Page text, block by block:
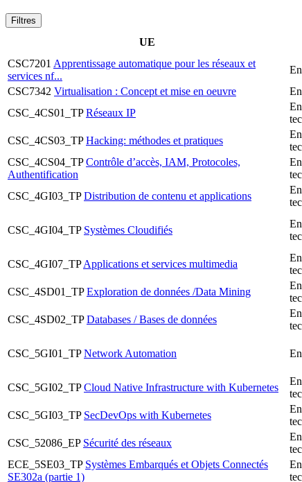
Filtres
UE
CSC7201 Apprentissage automatique pour les réseaux et
services nf...
CSC7342 Virtualisation : Concept et mise en oeuvre
CSC_4CS01_TP Réseaux IP
CSC_4CS03_TP Hacking: méthodes et pratiques
CSC_4CS04_TP Contrôle d’accès, IAM, Protocoles,
Authentification
CSC_4GI03_TP Distribution de contenu et applications
CSC_4GI04_TP Systèmes Cloudifiés
CSC_4GI07_TP Applications et services multimedia
CSC_4SD01_TP Exploration de données /Data Mining
CSC_4SD02_TP Databases / Bases de données
CSC_5GI01_TP Network Automation
CSC_5GI02_TP Cloud Native Infrastructure with Kubernetes
CSC_5GI03_TP SecDevOps with Kubernetes
CSC_52086_EP Sécurité des réseaux
ECE_5SE03_TP Systèmes Embarqués et Objets Connectés
SE302a (partie 1)